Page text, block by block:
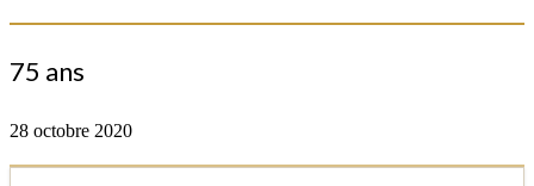
75 ans
28 octobre 2020